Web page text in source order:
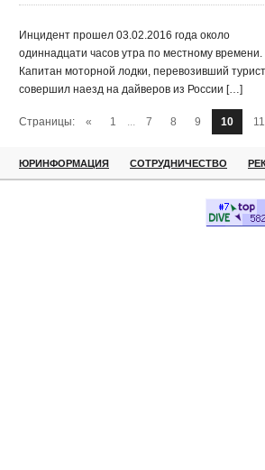
Инцидент прошел 03.02.2016 года около
одиннадцати часов утра по местному времени.
Капитан моторной лодки, перевозивший
совершил наезд на дайверов из России […]
Страницы: « 1 ... 7 8 9 10 11
ЮРИНФОРМАЦИЯ СОТРУДНИЧЕСТВО